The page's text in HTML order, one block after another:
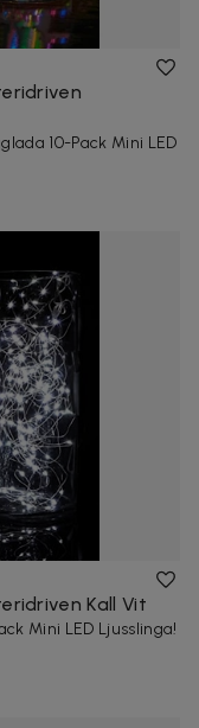
10-Pack Mini LED
Kall Vit
Mini LED Ljusslinga!